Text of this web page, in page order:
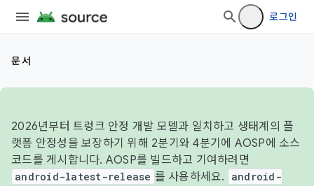
로그인
문서
2026년부터 트렁크 안정 개발 모델과 일치하고 생태계의 플
랫폼 안정성을 보장하기 위해 2분기와 4분기에 AOSP에 소스
코드를 게시합니다. AOSP를 빌드하고 기여하려면
android-latest-release 를 사용하세요.
android-